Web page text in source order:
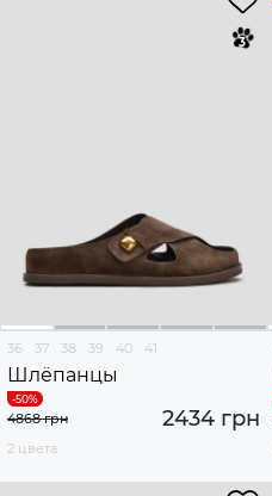
36 37 38 39 40 41
Шлёпанцы
2434 грн
4868 грн
2 цвета